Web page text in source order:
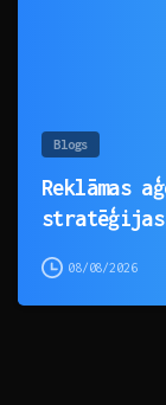
Blogs
Reklāmas
stratēģijas
08/08/2026